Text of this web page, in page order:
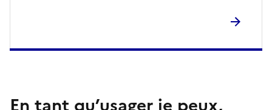
En tant qu’usager je peux,